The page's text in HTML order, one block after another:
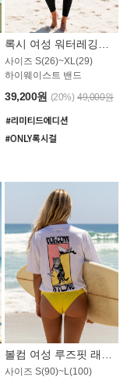
사이즈 S(26)~XL(29)
하이웨이스트 밴드
39,200원 (20%) 49,000원
사이즈 S(90)~L(100)